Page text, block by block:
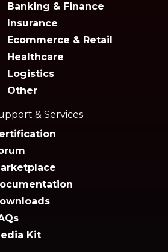
Banking & Finance
Insurance
Ecommerce & Retail
Healthcare
Logistics
Other
& Services
Kit